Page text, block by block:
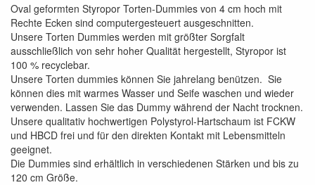
Oval geformten Styropor Torten-Dummies von 4 cm hoch mit
Rechte Ecken sind computergesteuert ausgeschnitten.
Unsere Torten Dummies werden mit größter Sorgfalt
ausschließlich von sehr hoher Qualität hergestellt, Styropor ist
100 % recyclebar.
Unsere Torten dummies können Sie jahrelang benützen. Sie
können dies mit warmes Wasser und Seife waschen und wieder
verwenden. Lassen Sie das Dummy während der Nacht trocknen.
Unsere qualitativ hochwertigen Polystyrol-Hartschaum ist FCKW
und HBCD frei und für den direkten Kontakt mit Lebensmitteln
geeignet.
Die Dummies sind erhältlich in verschiedenen Stärken und bis zu
120 cm Größe.